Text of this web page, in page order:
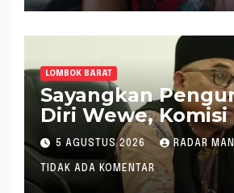
LOMBOK BARAT
Sayangkan
Diri Wewe, Komisi
Lobar Puji
Selama Tangani
5 AGUSTUS 2026 RADAR
TIDAK ADA KOMENTAR